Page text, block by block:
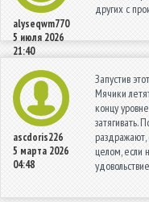
alyseqwm770
5 июля 2026
21:40
других с
ascdoris226
5 марта 2026
04:48
Запустив
Мячики
концу
затягивать.
целом, если